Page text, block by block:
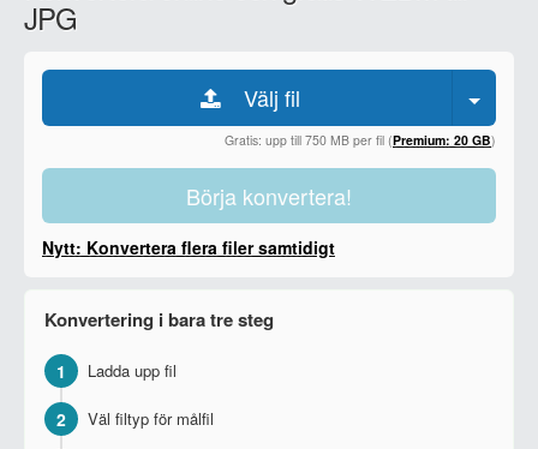
JPG
Välj fil
Gratis: upp till 750 MB per fil (Premium: 20 GB)
Börja konvertera!
Nytt: Konvertera flera filer samtidigt
Konvertering i bara tre steg
1 Ladda upp fil
2 Väl filtyp för målfil